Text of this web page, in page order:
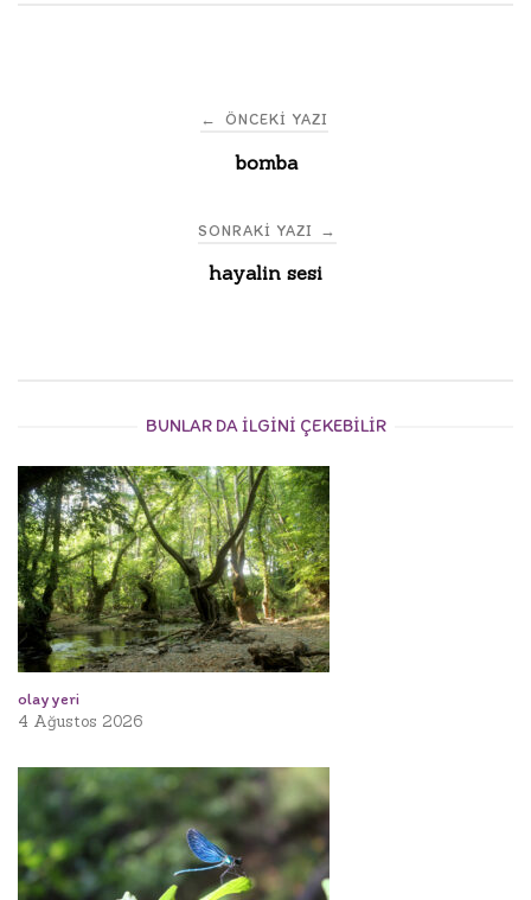
← ÖNCEKI YAZI
bomba
SONRAKI YAZI →
hayalin sesi
BUNLAR DA ILGINI ÇEKEBILIR
olay yeri
4 Ağustos 2026